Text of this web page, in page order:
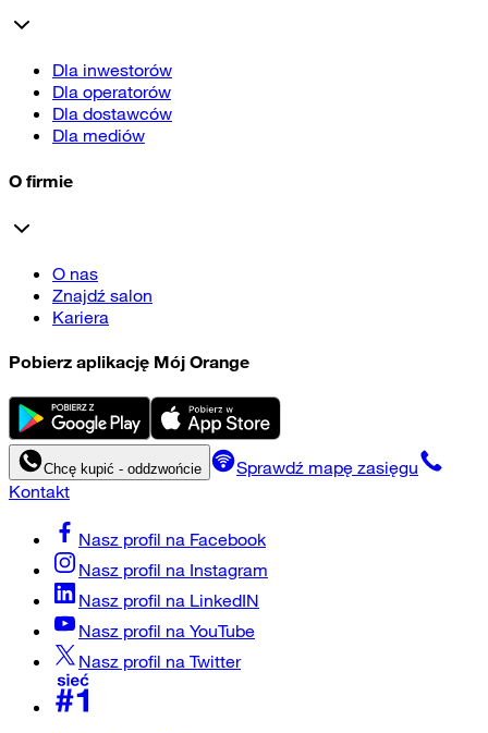
Dla inwestorów
Dla operatorów
Dla dostawców
Dla mediów
O firmie
O nas
Znajdź salon
Kariera
Pobierz aplikację Mój Orange
Chcę kupić - oddzwońcie
Sprawdź mapę zasięgu
Kontakt
Nasz profil na Facebook
Nasz profil na Instagram
Nasz profil na LinkedIN
Nasz profil na YouTube
Nasz profil na Twitter